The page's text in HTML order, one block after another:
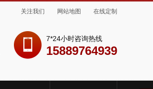
关注我们 网站地图 在线定制
7*24小时咨询热线
15889764939